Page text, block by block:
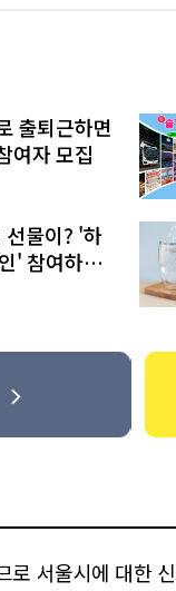
출퇴근하면
여자 모집
선물이? '하
' 참여하세
로 서울시에 대한